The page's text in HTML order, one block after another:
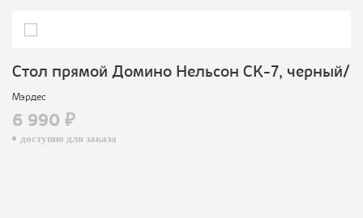
Cтол прямой Домино Нельсон СК-7, черный/
Мэрдес
6 990 ₽
доступно для заказа